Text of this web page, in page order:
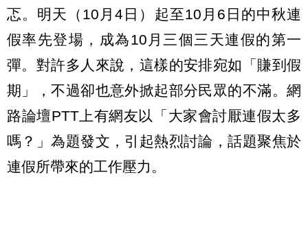
忑。明天（10月4日）起至10月6日的中秋連
假率先登場，成為10月三個三天連假的第一
彈。對許多人來說，這樣的安排宛如「賺到假
期」，不過卻也意外掀起部分民眾的不滿。網
路論壇PTT上有網友以「大家會討厭連假太多
嗎？」為題發文，引起熱烈討論，話題聚焦於
連假所帶來的工作壓力。